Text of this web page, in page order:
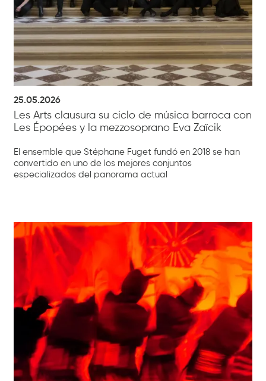
25.05.2026
Les Arts clausura su ciclo de música barroca con
Les Épopées y la mezzosoprano Eva Zaïcik
El ensemble que Stéphane Fuget fundó en 2018 se han
convertido en uno de los mejores conjuntos
especializados del panorama actual